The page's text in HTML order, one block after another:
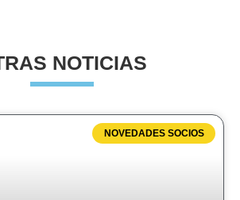
NOTICIAS
NOVEDADES SOCIOS